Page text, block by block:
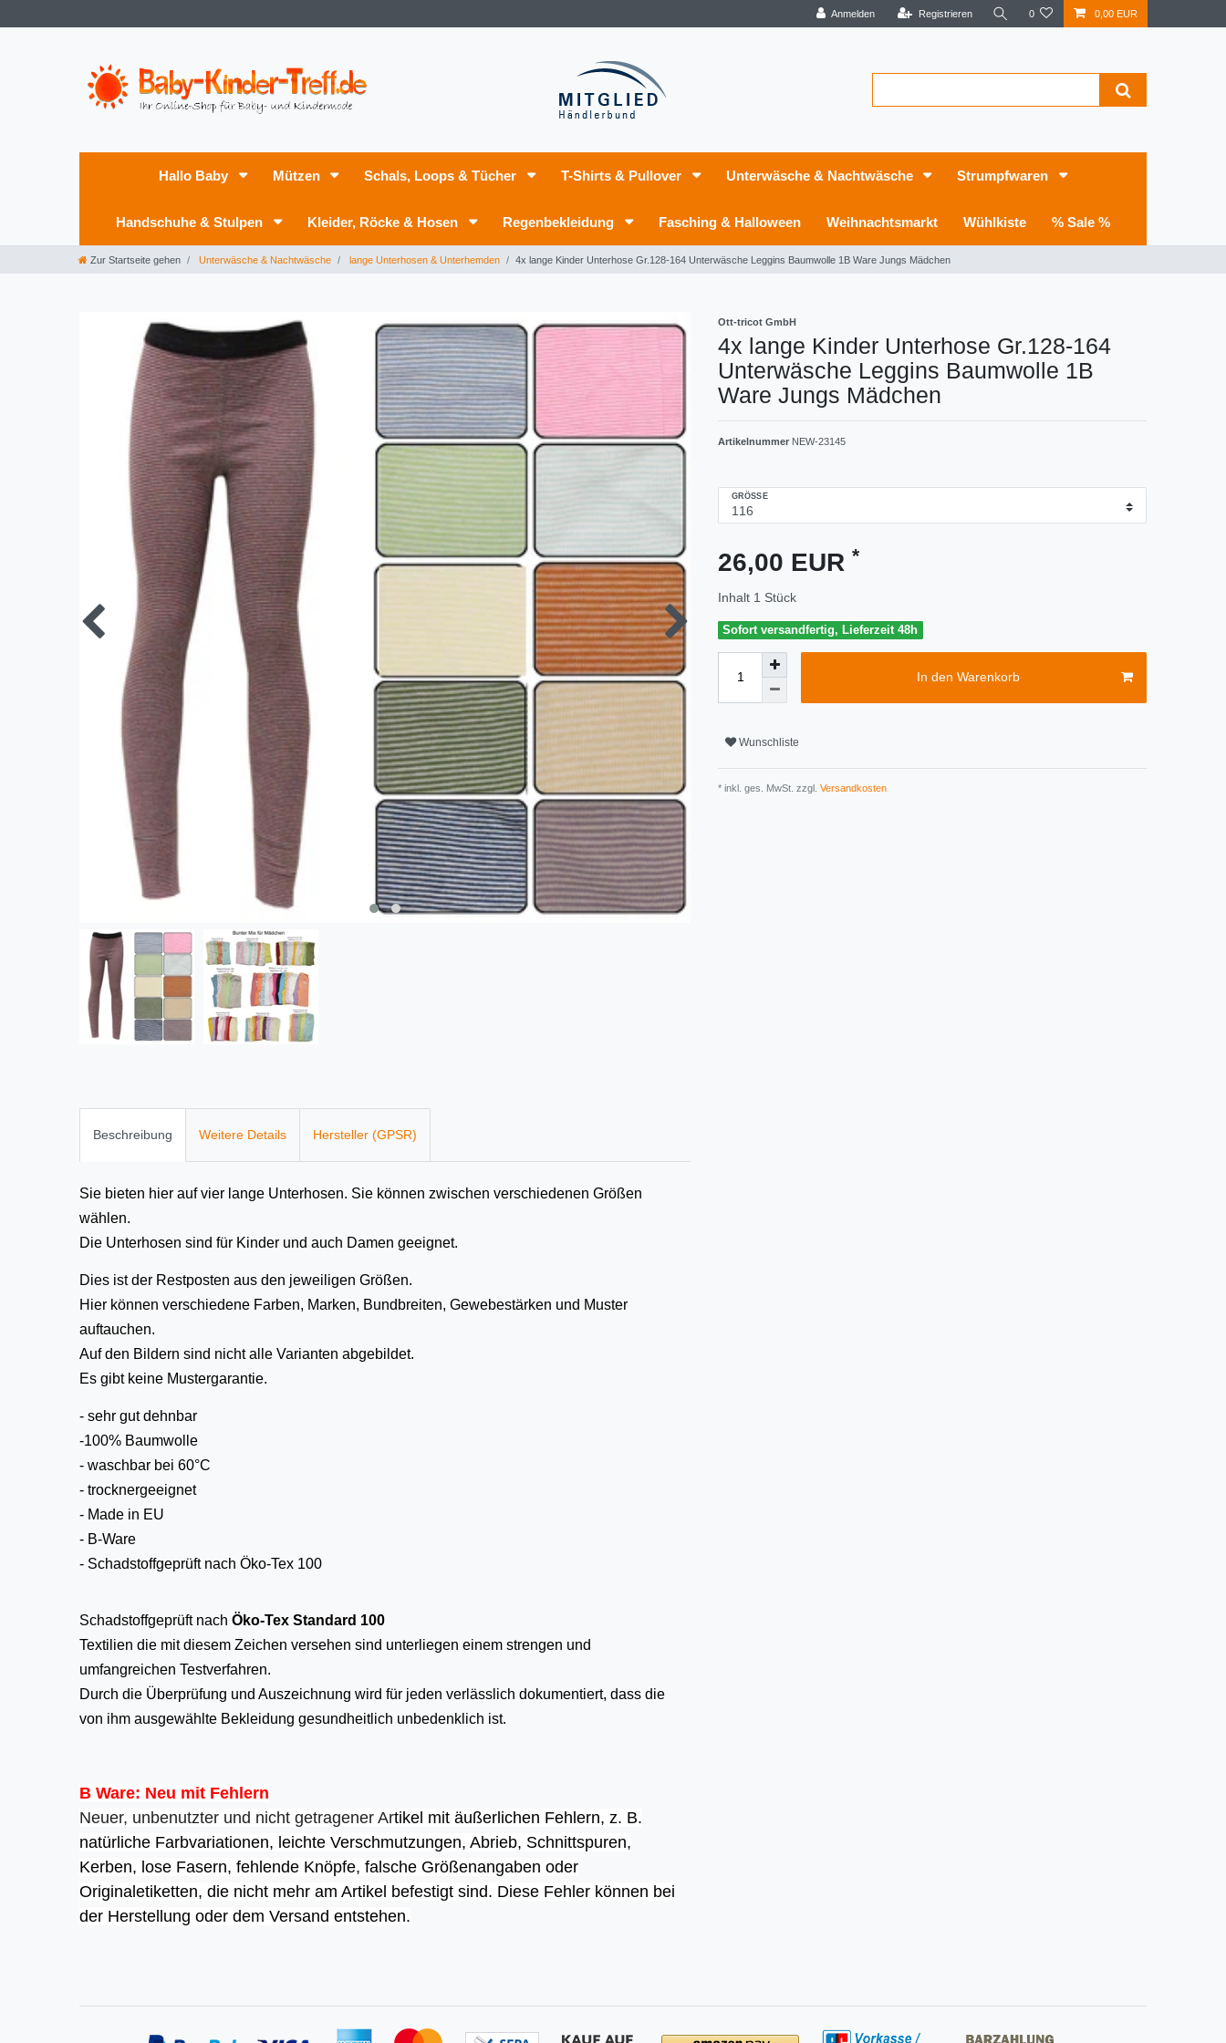
Anmelden Registrieren 0 0,00 EUR
Hallo Baby Mützen Schals, Loops & Tücher T-Shirts & Pullover Unterwäsche & Nachtwäsche Strumpfwaren
Handschuhe & Stulpen Kleider, Röcke & Hosen Regenbekleidung Fasching & Halloween Weihnachtsmarkt Wühlkiste % Sale %
Zur Startseite gehen Unterwäsche & Nachtwäsche lange Unterhosen & Unterhemden 4x lange Kinder Unterhose Gr.128-164 Unterwäsche Leggins Baumwolle 1B Ware Jungs Mädchen
Ott-tricot GmbH
4x lange Kinder Unterhose Gr.128-164
Unterwäsche Leggins Baumwolle 1B
Ware Jungs Mädchen
Artikelnummer NEW-23145
GRÖSSE
26,00 EUR *
Inhalt 1 Stück
Sofort versandfertig, Lieferzeit 48h
In den Warenkorb
Wunschliste
* inkl. ges. MwSt. zzgl. Versandkosten
Beschreibung Weitere Details Hersteller (GPSR)
Sie bieten hier auf vier lange Unterhosen. Sie können zwischen verschiedenen Größen
wählen.
Die Unterhosen sind für Kinder und auch Damen geeignet.
Dies ist der Restposten aus den jeweiligen Größen.
Hier können verschiedene Farben, Marken, Bundbreiten, Gewebestärken und Muster
auftauchen.
Auf den Bildern sind nicht alle Varianten abgebildet.
Es gibt keine Mustergarantie.
- sehr gut dehnbar
-100% Baumwolle
- waschbar bei 60°C
- trocknergeeignet
- Made in EU
- B-Ware
- Schadstoffgeprüft nach Öko-Tex 100
Schadstoffgeprüft nach Öko-Tex Standard 100
Textilien die mit diesem Zeichen versehen sind unterliegen einem strengen und
umfangreichen Testverfahren.
Durch die Überprüfung und Auszeichnung wird für jeden verlässlich dokumentiert, dass die
von ihm ausgewählte Bekleidung gesundheitlich unbedenklich ist.
B Ware: Neu mit Fehlern
Neuer, unbenutzter und nicht getragener Artikel mit äußerlichen Fehlern, z. B.
natürliche Farbvariationen, leichte Verschmutzungen, Abrieb, Schnittspuren,
Kerben, lose Fasern, fehlende Knöpfe, falsche Größenangaben oder
Originaletiketten, die nicht mehr am Artikel befestigt sind. Diese Fehler können bei
der Herstellung oder dem Versand entstehen.